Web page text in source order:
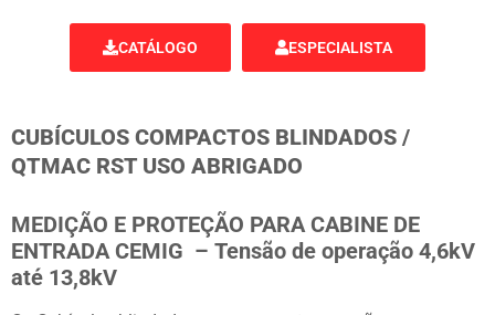
CATÁLOGO ESPECIALISTA
CUBÍCULOS COMPACTOS BLINDADOS /
QTMAC RST USO ABRIGADO
MEDIÇÃO E PROTEÇÃO PARA CABINE DE
ENTRADA CEMIG – Tensão de operação 4,6kV
até 13,8kV